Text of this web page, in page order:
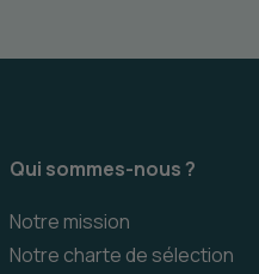
Qui sommes-nous ?
Notre mission
Notre charte de sélection